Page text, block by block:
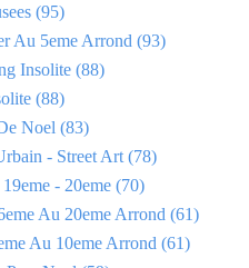
(95)
Au 5eme Arrond (93)
Insolite (88)
(88)
Noel (83)
- Street Art (78)
- 20eme (70)
Au 20eme Arrond (61)
Au 10eme Arrond (61)